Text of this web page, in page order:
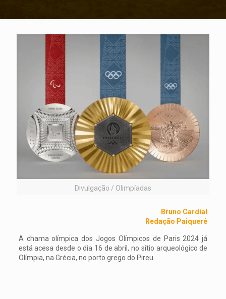
Divulgação / Olimpíadas
Bruno Cardial
Redação Paiquerê
A chama olímpica dos Jogos Olímpicos de Paris 2024 já
está acesa desde o dia 16 de abril, no sítio arqueológico de
Olímpia, na Grécia, no porto grego do Pireu.